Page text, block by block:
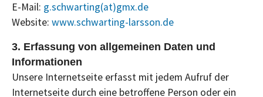
E-Mail: g.schwarting(at)gmx.de
Website: www.schwarting-larsson.de
3. Erfassung von allgemeinen Daten und
Informationen
Unsere Internetseite erfasst mit jedem Aufruf der
Internetseite durch eine betroffene Person oder ein